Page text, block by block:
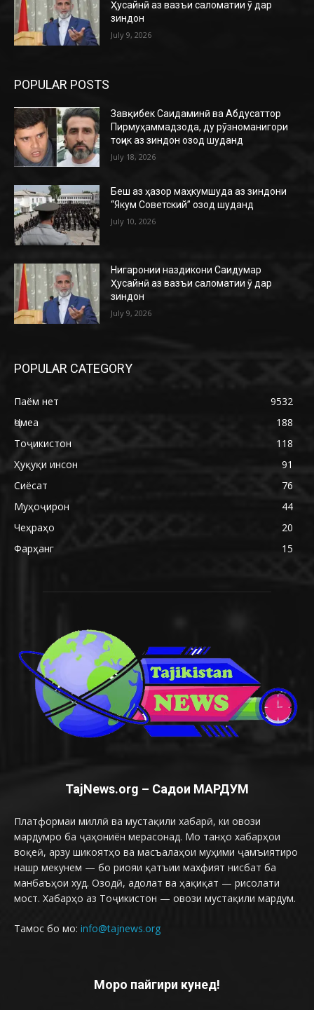
Ҳусайнӣ аз вазъи саломатии ӯ дар
зиндон
July 9, 2026
POPULAR POSTS
Завқибек Саидаминӣ ва Абдусаттор
Пирмуҳаммадзода, ду рӯзноманигори
тоҷик аз зиндон озод шуданд
July 18, 2026
Беш аз ҳазор маҳкумшуда аз зиндони
“Якум Советский” озод шуданд
July 10, 2026
Нигаронии наздикони Саидумар
Ҳусайнӣ аз вазъи саломатии ӯ дар
зиндон
July 9, 2026
POPULAR CATEGORY
Паём нет
9532
Ҷомеа
188
Тоҷикистон
118
Ҳуқуқи инсон
91
Сиёсат
76
Муҳоҷирон
44
Чеҳраҳо
20
Фарҳанг
15
TajNews.org – Садои МАРДУМ
Платформаи миллӣ ва мустақили хабарӣ, ки овози
мардумро ба ҷаҳониён мерасонад. Мо танҳо хабарҳои
воқеӣ, арзу шикоятҳо ва масъалаҳои муҳими ҷамъиятиро
нашр мекунем — бо риояи қатъии махфият нисбат ба
манбаъҳои худ. Озодӣ, адолат ва ҳақиқат — рисолати
мост. Хабарҳо аз Тоҷикистон — овози мустақили мардум.
Тамос бо мо: info@tajnews.org
Моро пайгири кунед!